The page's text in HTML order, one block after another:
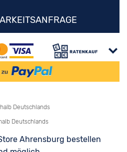
Deutschlands
Deutschlands
Ahrensburg bestellen